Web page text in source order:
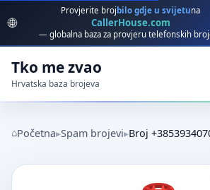
🌐
Provjerite broj bilo gdje u svijetuna
CallerHouse.com
— globalna baza za provjeru telefonskih
Tko me zvao
Hrvatska baza brojeva
Početna Spam brojevi Broj